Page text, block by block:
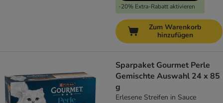
-20% Extra-Rabatt aktivieren
Zum Warenkorb
hinzufügen
Sparpaket Gourmet Perle
Gemischte Auswahl 24 x 85
g
Erlesene Streifen in Sauce